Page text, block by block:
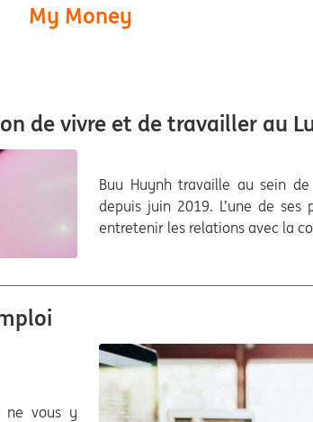
My Money
de vivre et de travailler au
Buu Huynh travaille au sein de
depuis juin 2019. L’une de
entretenir les relations avec la
ne vous y